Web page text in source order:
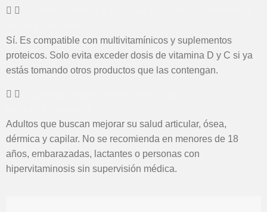
Sí. Es compatible con multivitamínicos y suplementos
proteicos. Solo evita exceder dosis de vitamina D y C si ya
estás tomando otros productos que las contengan.
Adultos que buscan mejorar su salud articular, ósea,
dérmica y capilar. No se recomienda en menores de 18
años, embarazadas, lactantes o personas con
hipervitaminosis sin supervisión médica. ​